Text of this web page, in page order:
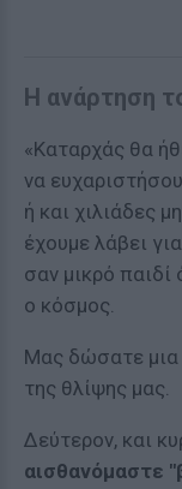
Η ανάρτηση
«Καταρχάς θα
να
ή και χιλιάδες
έχουμε λάβει
σαν μικρό
ο κόσμος.
Μας δώσατε μια
της θλίψης μας.
Δεύτερον, και
αισθανόμαστε